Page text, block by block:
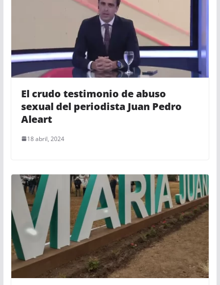
El crudo testimonio de abuso
sexual del periodista Juan Pedro
Aleart
18 abril, 2024